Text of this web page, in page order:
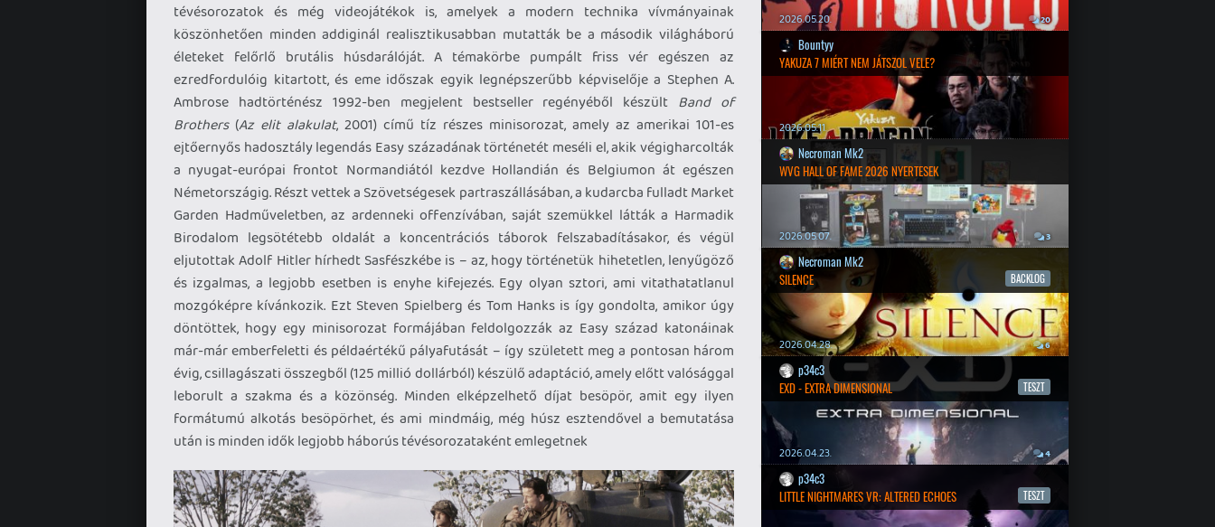
tévésorozatok és még videojátékok is, amelyek a modern technika vívmányainak
köszönhetően minden addiginál realisztikusabban mutatták be a második világháború
életeket felőrlő brutális húsdarálóját. A témakörbe pumpált friss vér egészen az
ezredfordulóig kitartott, és eme időszak egyik legnépszerűbb képviselője a Stephen A.
Ambrose hadtörténész 1992-ben megjelent bestseller regényéből készült Band of
Brothers(Az elit alakulat, 2001) című tíz részes minisorozat, amely az amerikai 101-es
ejtőernyős hadosztály legendás Easy századának történetét meséli el, akik végigharcolták
a nyugat-európai frontot Normandiától kezdve Hollandián és Belgiumon át egészen
Németországig. Részt vettek a Szövetségesek partraszállásában, a kudarcba fulladt Market
Garden Hadműveletben, az ardenneki offenzívában, saját szemükkel látták a Harmadik
Birodalom legsötétebb oldalát a koncentrációs táborok felszabadításakor, és végül
eljutottak Adolf Hitler hírhedt Sasfészkébe is – az, hogy történetük hihetetlen, lenyűgöző
és izgalmas, a legjobb esetben is enyhe kifejezés. Egy olyan sztori, ami vitathatatlanul
mozgóképre kívánkozik. Ezt Steven Spielberg és Tom Hanks is így gondolta, amikor úgy
döntöttek, hogy egy minisorozat formájában feldolgozzák az Easy század katonáinak
már-már emberfeletti és példaértékű pályafutását – így született meg a pontosan három
évig, csillagászati összegből (125 millió dollárból) készülő adaptáció, amely előtt valósággal
leborult a szakma és a közönség. Minden elképzelhető díjat besöpör, amit egy ilyen
formátumú alkotás besöpörhet, és ami mindmáig, még húsz esztendővel a bemutatása
után is minden idők legjobb háborús tévésorozataként emlegetnek
2026.05.20. 20
Bountyy
YAKUZA 7 MIÉRT NEM JÁTSZOL VELE?
2026.05.11.
Necroman Mk2
WVG HALL OF FAME 2026 NYERTESEK
2026.05.07. 3
Necroman Mk2
SILENCE
BACKLOG
2026.04.28. 6
p34c3
EXD - EXTRA DIMENSIONAL
TESZT
2026.04.23. 4
p34c3
LITTLE NIGHTMARES VR: ALTERED ECHOES
TESZT